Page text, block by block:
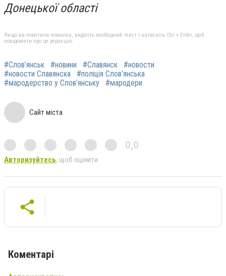
Донецької області
Якщо ви помітили помилку, виділіть необхідний текст і натисніть Ctrl + Enter, щоб
повідомити про це редакцію
#Слов’янськ #новини #Славянск
#новости
#новости Славянска
#поліція Слов’янська
#мародерство у Слов’янську
#мародери
Сайт міста
0,0
Авторизуйтесь, щоб оцінити
Коментарі